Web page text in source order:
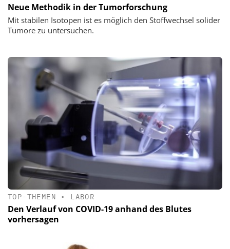
Neue Methodik in der Tumorforschung
Mit stabilen Isotopen ist es möglich den Stoffwechsel solider
Tumore zu untersuchen.
TOP-THEMEN • LABOR
Den Verlauf von COVID-19 anhand des Blutes
vorhersagen